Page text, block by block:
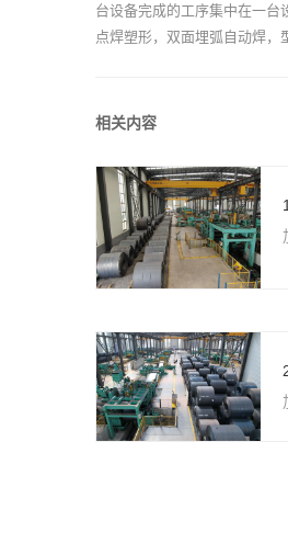
台设备完成的工序集中在一台
点焊塑形，双面埋弧自动焊，
相关内容